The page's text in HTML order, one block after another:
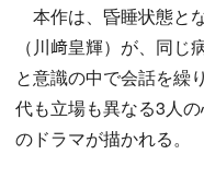
本作は、昏睡状態と
（川﨑皇輝）が、同じ
と意識の中で会話を繰
代も立場も異なる3人
のドラマが描かれる。